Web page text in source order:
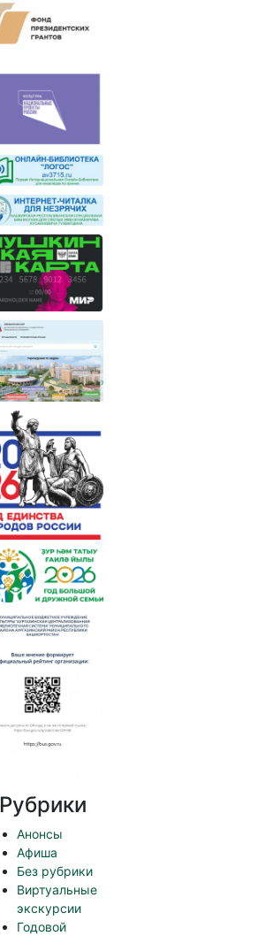
Рубрики
Анонсы
Афиша
Без рубрики
Виртуальные
экскурсии
Годовой